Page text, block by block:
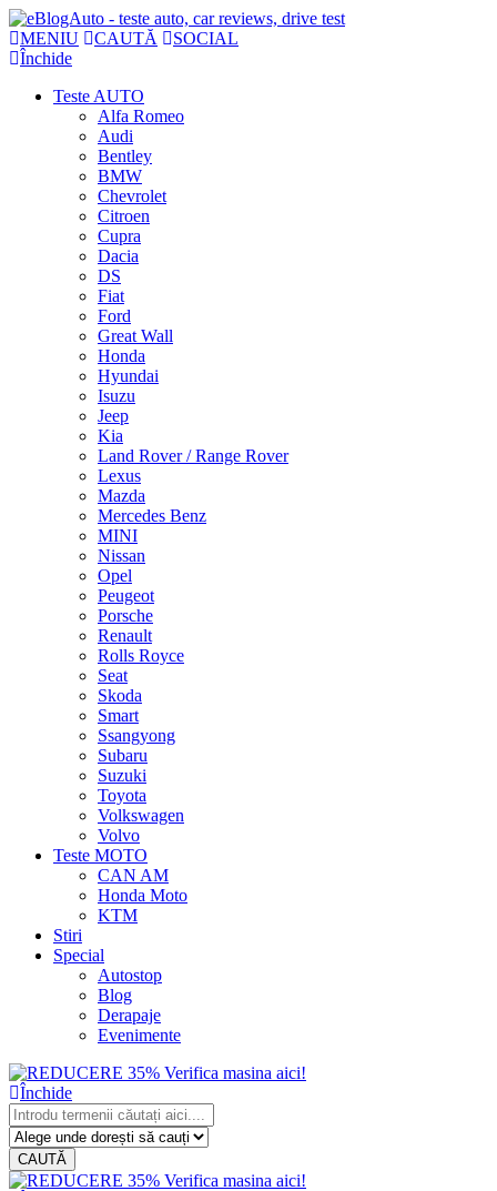
MENIU CAUTĂ
SOCIAL
Închide
Teste AUTO
Alfa Romeo
Audi
Bentley
BMW
Chevrolet
Citroen
Cupra
Dacia
DS
Fiat
Ford
Great Wall
Honda
Hyundai
Isuzu
Jeep
Kia
Land Rover / Range Rover
Lexus
Mazda
Mercedes Benz
MINI
Nissan
Opel
Peugeot
Porsche
Renault
Rolls Royce
Seat
Skoda
Smart
Ssangyong
Subaru
Suzuki
Toyota
Volkswagen
Volvo
Teste MOTO
CAN AM
Honda Moto
KTM
Stiri
Special
Autostop
Blog
Derapaje
Evenimente
Închide
CAUTĂ